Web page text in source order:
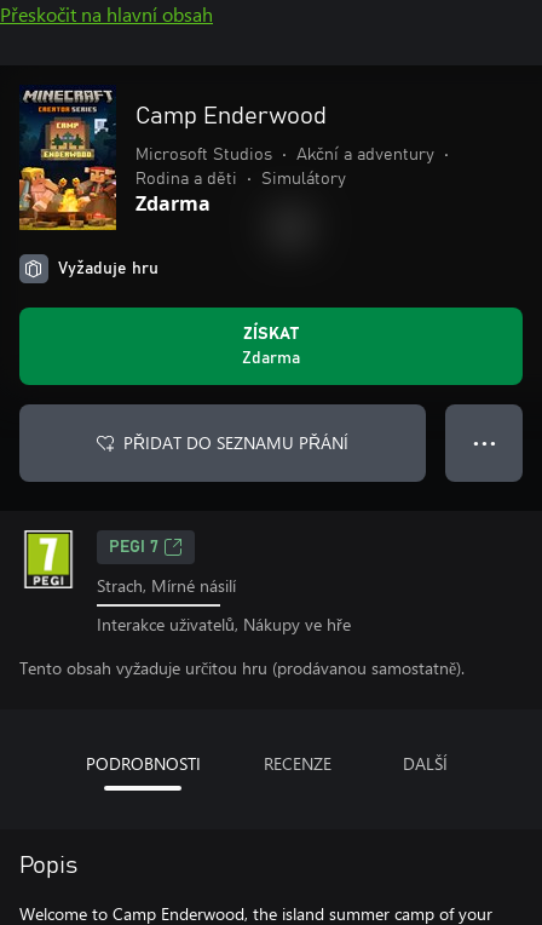
Přeskočit na hlavní obsah
Camp Enderwood
Microsoft Studios • Akční a adventury
•
Rodina a děti
• Simulátory
Zdarma
Vyžaduje hru
ZÍSKAT
Zdarma
PŘIDAT DO SEZNAMU PŘÁNÍ ● ● ●
PEGI 7
Strach, Mírné násilí
Interakce uživatelů, Nákupy ve hře
Tento obsah vyžaduje určitou hru (prodávanou samostatně).
PODROBNOSTI RECENZE DALŠÍ
Popis
Welcome to Camp Enderwood, the island summer camp of your